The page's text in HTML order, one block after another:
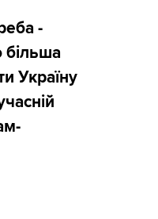
-
більша
Україну